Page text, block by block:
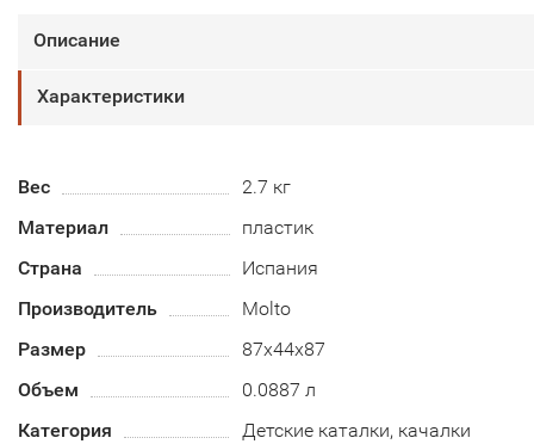
Описание
Характеристики
Вес
2.7 кг
Материал
пластик
Страна
Испания
Производитель
Molto
Размер
87х44х87
Объем
0.0887 л
Категория
Детские каталки, качалки